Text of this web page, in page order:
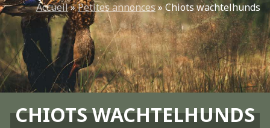
Accueil»Petites annonces»Chiots wachtelhunds
CHIOTS WACHTELHUNDS